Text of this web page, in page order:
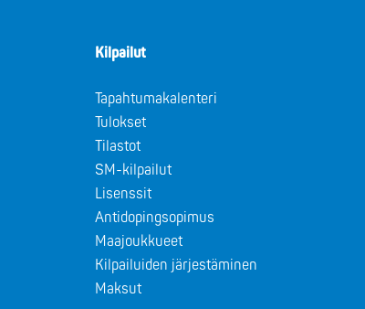
Kilpailut
Tapahtumakalenteri
Tulokset
Tilastot
SM-kilpailut
Lisenssit
Antidopingsopimus
Maajoukkueet
Kilpailuiden järjestäminen
Maksut